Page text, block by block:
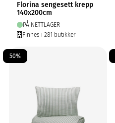
Florina sengesett krepp
140x200cm
PÅ NETTLAGER
Finnes i 281 butikker
50%